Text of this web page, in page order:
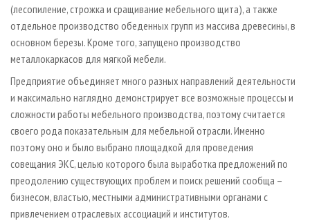
(лесопиление, строжка и сращивание мебельного щита), а также
отдельное производство обеденных групп из массива древесины, в
основном березы. Кроме того, запущено производство
металлокаркасов для мягкой мебели.
Предприятие объединяет много разных направлений деятельности
и максимально наглядно демонстрирует все возможные процессы и
сложности работы мебельного производства, поэтому считается
своего рода показательным для мебельной отрасли. Именно
поэтому оно и было выбрано площадкой для проведения
совещания ЭКС, целью которого была выработка предложений по
преодолению существующих проблем и поиск решений сообща –
бизнесом, властью, местными административными органами с
привлечением отраслевых ассоциаций и институтов.